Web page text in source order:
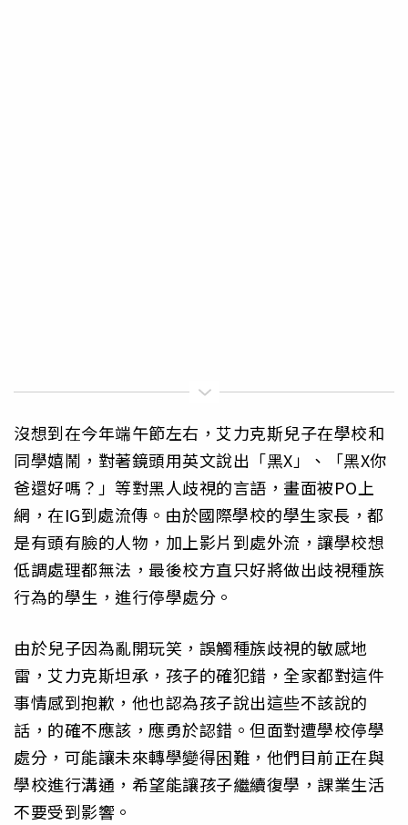
沒想到在今年端午節左右，艾力克斯兒子在學校和
同學嬉鬧，對著鏡頭用英文說出「黑X」、「黑X你
爸還好嗎？」等對黑人歧視的言語，畫面被PO上
網，在IG到處流傳。由於國際學校的學生家長，都
是有頭有臉的人物，加上影片到處外流，讓學校想
低調處理都無法，最後校方直只好將做出歧視種族
行為的學生，進行停學處分。
由於兒子因為亂開玩笑，誤觸種族歧視的敏感地
雷，艾力克斯坦承，孩子的確犯錯，全家都對這件
事情感到抱歉，他也認為孩子說出這些不該說的
話，的確不應該，應勇於認錯。但面對遭學校停學
處分，可能讓未來轉學變得困難，他們目前正在與
學校進行溝通，希望能讓孩子繼續復學，課業生活
不要受到影響。